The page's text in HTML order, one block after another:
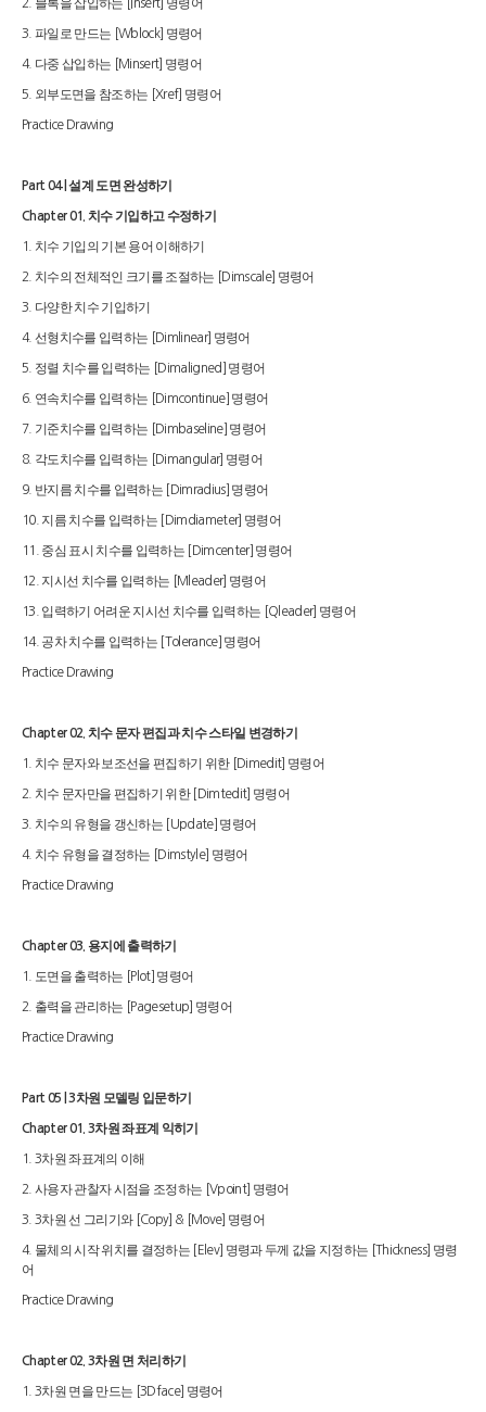
2. [Insert]
3. 파일로 만드는 [Wblock] 명령어
4. 다중 삽입하는 [Minsert] 명령어
5. 외부도면을 참조하는 [Xref] 명령어
Practice Drawing
Part 04 |설계 도면 완성하기
Chapter 01. 치수 기입하고 수정하기
1. 치수 기입의 기본 용어 이해하기
2. 치수의 전체적인 크기를 조절하는 [Dimscale] 명령어
3. 다양한 치수 기입하기
4. 선형치수를 입력하는 [Dimlinear] 명령어
5. 정렬 치수를 입력하는 [Dimaligned] 명령어
6. 연속치수를 입력하는 [Dimcontinue] 명령어
7. 기준치수를 입력하는 [Dimbaseline] 명령어
8. 각도치수를 입력하는 [Dimangular] 명령어
9. 반지름 치수를 입력하는 [Dimradius] 명령어
10. 지름 치수를 입력하는 [Dimdiameter] 명령어
11. 중심 표시 치수를 입력하는 [Dimcenter] 명령어
12. 지시선 치수를 입력하는 [Mleader] 명령어
13. 입력하기 어려운 지시선 치수를 입력하는 [Qleader] 명령어
14. 공차 치수를 입력하는 [Tolerance] 명령어
Practice Drawing
Chapter 02. 치수 문자 편집과 치수 스타일 변경하기
1. 치수 문자와 보조선을 편집하기 위한 [Dimedit] 명령어
2. 치수 문자만을 편집하기 위한 [Dimtedit] 명령어
3. 치수의 유형을 갱신하는 [Update] 명령어
4. 치수 유형을 결정하는 [Dimstyle] 명령어
Practice Drawing
Chapter 03. 용지에 출력하기
1. 도면을 출력하는 [Plot] 명령어
2. 출력을 관리하는 [Pagesetup] 명령어
Practice Drawing
Part 05 | 3차원 모델링 입문하기
Chapter 01. 3차원 좌표계 익히기
1. 3차원 좌표계의 이해
2. 사용자 관찰자 시점을 조정하는 [Vpoint] 명령어
3. 3차원 선 그리기와 [Copy] & [Move] 명령어
4. 물체의 시작 위치를 결정하는 [Elev] 명령과 두께 값을 지정하는 [Thickness] 명령
어
Practice Drawing
Chapter 02. 3차원 면 처리하기
1. 3차원 면을 만드는 [3Dface] 명령어